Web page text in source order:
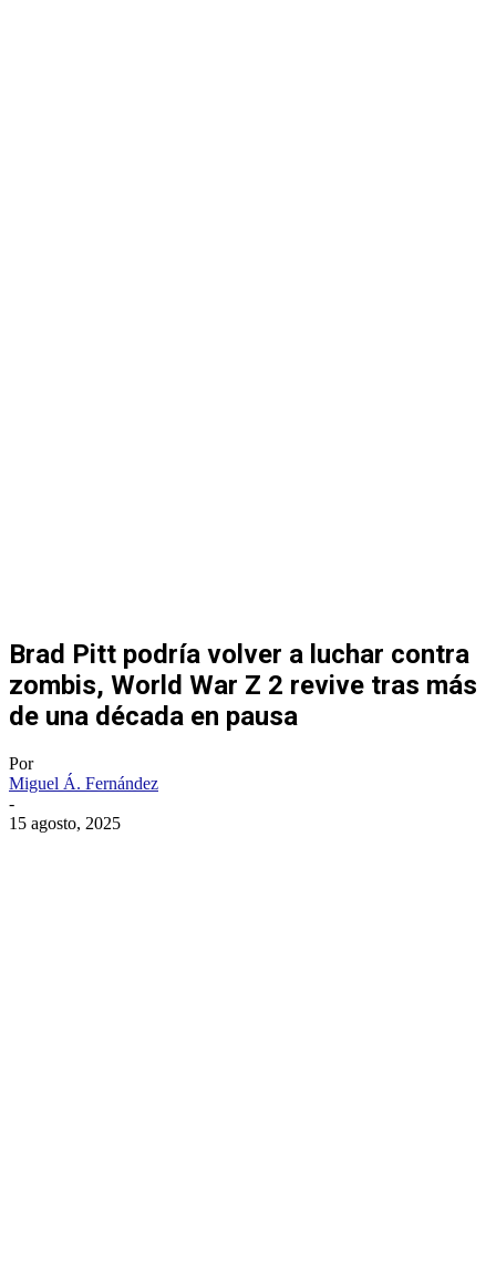
Brad Pitt podría volver a luchar contra
zombis, World War Z 2 revive tras más
de una década en pausa
Por
Miguel Á. Fernández
-
15 agosto, 2025